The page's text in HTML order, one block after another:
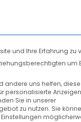
und Ihre Erfahrung zu
um
andere uns helfen,
personalisierte
Sie in unserer
zu nutzen. Sie